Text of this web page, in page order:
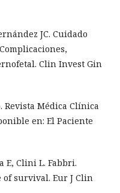
JC. Cuidado
Clin Invest Gin
Revista Médica Clínica
en: El Paciente
E, Clini L. Fabbri.
survival. Eur J Clin